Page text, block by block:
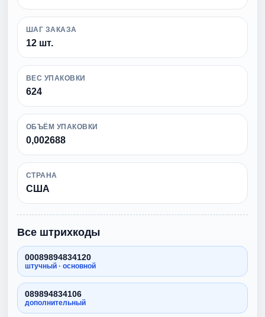
ШАГ ЗАКАЗА
12 шт.
ВЕС УПАКОВКИ
624
ОБЪЁМ УПАКОВКИ
0,002688
СТРАНА
США
Все штрихкоды
00089894834120
штучный · основной
089894834106
дополнительный